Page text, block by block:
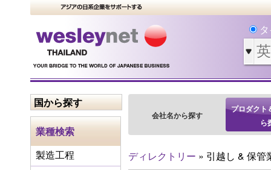
国から探す
業種検索
製造工程
会社名から探す
プロダクト
ら
ディレクトリー » 引越し & 保管